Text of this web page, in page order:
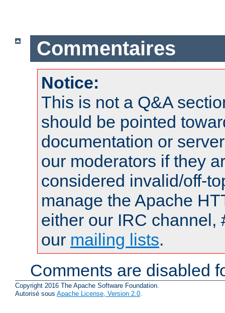
Commentaires
Notice:
This is not a Q&A
should be pointed
documentation or
our moderators if they
considered invalid/off-
manage the Apache
either our IRC channel,
our mailing lists.
Comments are disabled
Copyright 2016 The Apache Software Foundation.
Autorisé sous Apache License, Version 2.0.